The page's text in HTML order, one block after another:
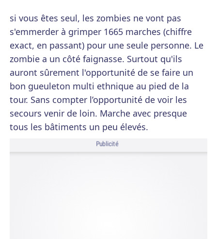
si vous êtes seul, les zombies ne vont pas
s'emmerder à grimper 1665 marches (chiffre
exact, en passant) pour une seule personne. Le
zombie a un côté faignasse. Surtout qu'ils
auront sûrement l'opportunité de se faire un
bon gueuleton multi ethnique au pied de la
tour. Sans compter l’opportunité de voir les
secours venir de loin. Marche avec presque
tous les bâtiments un peu élevés.
Publicité